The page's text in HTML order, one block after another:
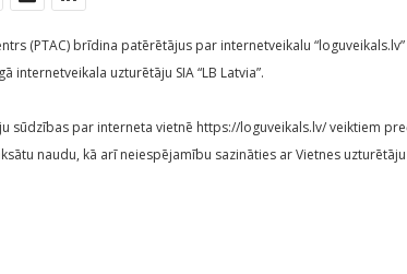
(PTAC) brīdina patērētājus par internetveikalu
internetveikala uzturētāju SIA “LB Latvia”.
sūdzības par interneta vietnē https://loguveikals.lv/ veiktiem
naudu, kā arī neiespējamību sazināties ar Vietnes